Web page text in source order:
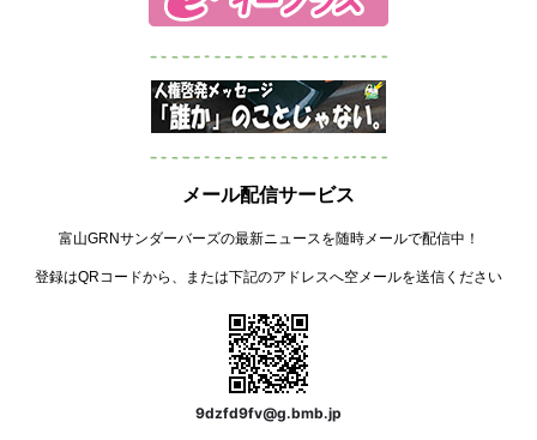
メール配信サービス
富山GRNサンダーバーズの最新ニュースを随時メールで配信中！
登録はQRコードから、または下記のアドレスへ空メールを送信ください
9dzfd9fv@g.bmb.jp